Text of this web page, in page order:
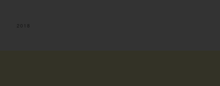
2018